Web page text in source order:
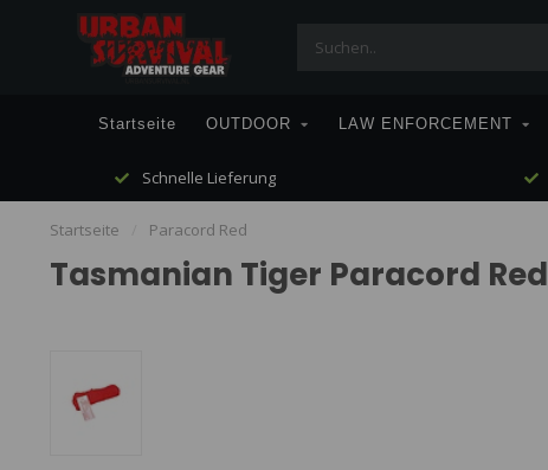
Startseite OUTDOOR LAW ENFORCEMENT
Schnelle Lieferung
Startseite Paracord Red
Tasmanian Tiger Paracord Red